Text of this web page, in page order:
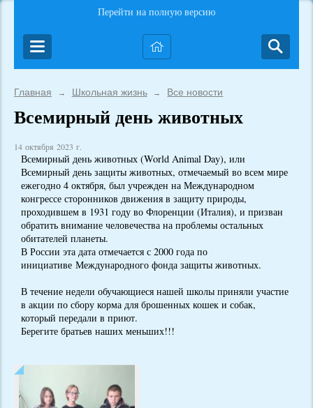
Перейти на полную версию
Главная → Школьная жизнь → Все новости
Всемирный день животных
14 октября 2023 г.
Всемирный день животных (World Animal Day), или
Всемирный день защиты животных, отмечаемый во всем мире
ежегодно 4 октября, был учрежден на Международном
конгрессе сторонников движения в защиту природы,
проходившем в 1931 году во Флоренции (Италия), и призван
обратить внимание человечества на проблемы остальных
обитателей планеты.
В России эта дата отмечается с 2000 года по
инициативе Международного фонда защиты животных.
В течение недели обучающиеся нашей школы приняли участие
в акции по сбору корма для брошенных кошек и собак,
который передали в приют.
Берегите братьев наших меньших!!!